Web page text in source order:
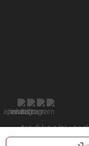
غیر تجاری و با ذکر منبع
رویا طرح می باشد.